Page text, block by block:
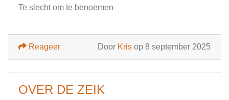
Te slecht om te benoemen
Door Kris op 8 september 2025
Reageer
OVER DE ZEIK